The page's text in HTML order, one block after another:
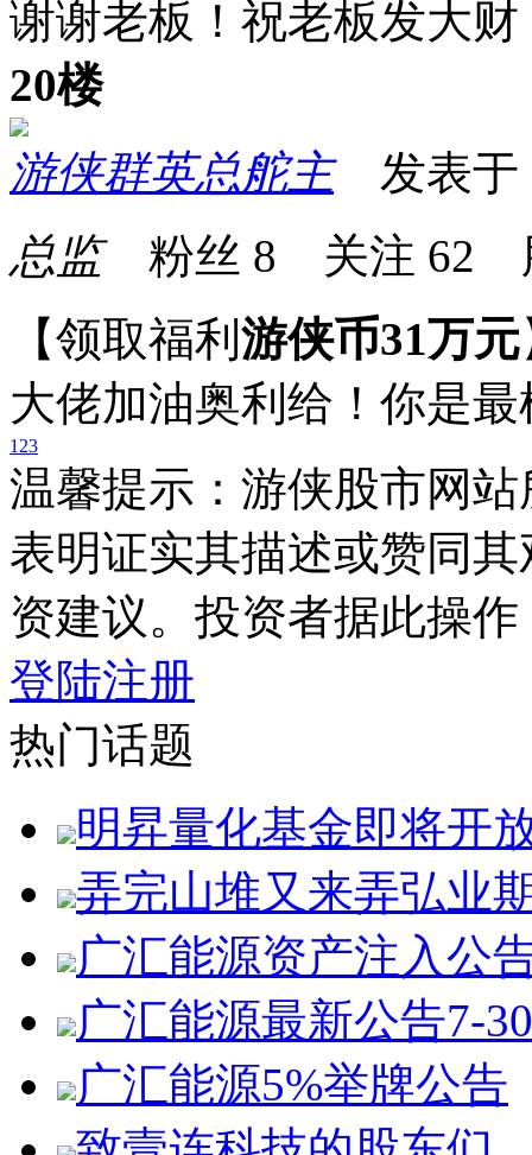
谢谢老板！祝老板发大财
20楼
游侠群英总舵主发表于
总监粉丝 8 关注 62
【领取福利 游侠币31万元
大佬加油奥利给！你是
1 23
温馨提示：游侠股市网
表明证实其描述或赞同
资建议。投资者据此操
登陆注册
热门话题
明昇量化基金即将开
弄完山堆又来弄弘业
广汇能源资产注入公
广汇能源最新公告7-30
广汇能源5%举牌公告